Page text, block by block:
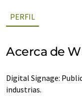
PERFIL
Acerca de
Digital Signage:
industrias.